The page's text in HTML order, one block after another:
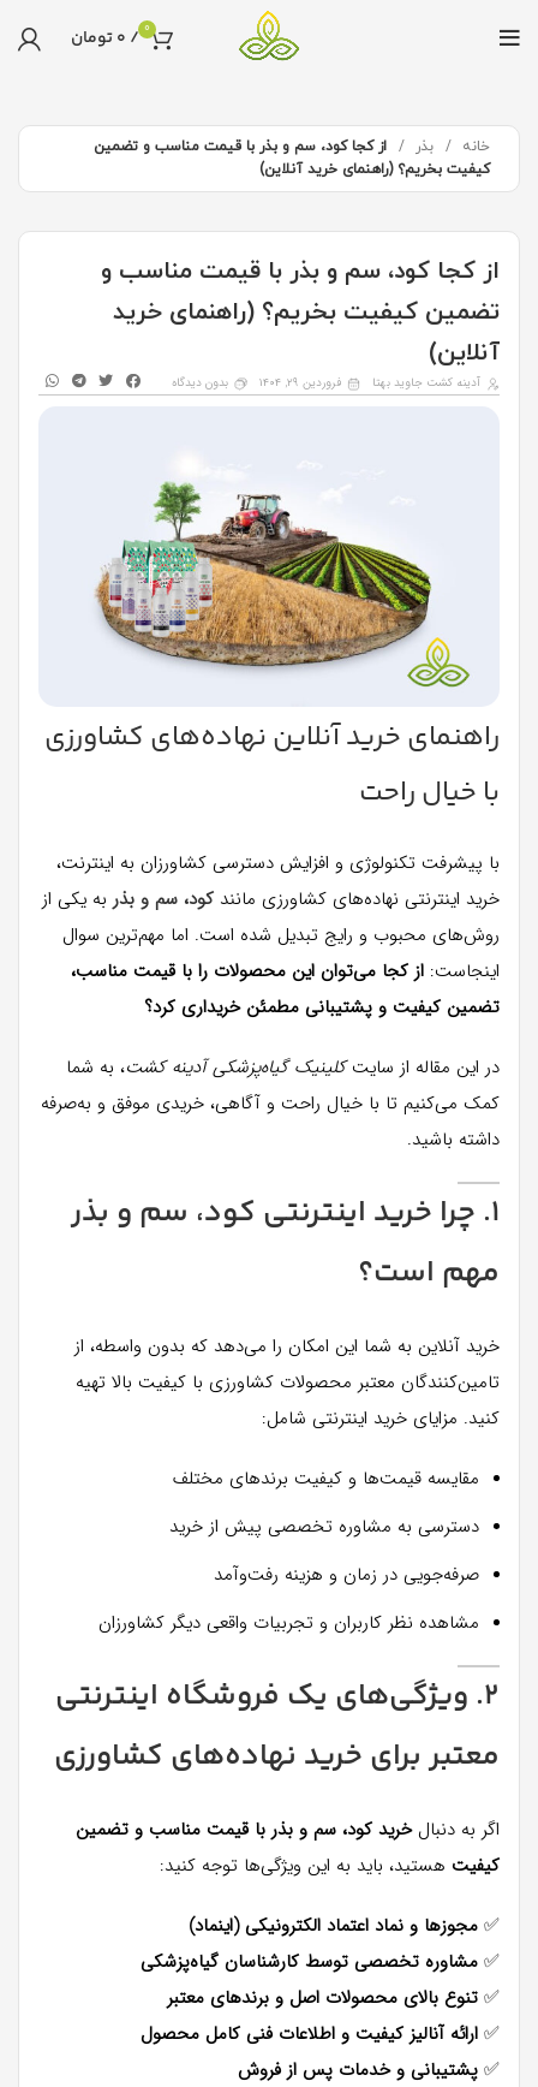
0
/
0تومان
خانه بذر
از کجا کود، سم و بذر با قیمت مناسب و تضمین
کیفیت بخریم؟ (راهنمای خرید آنلاین)
از کجا کود، سم و بذر با قیمت مناسب و
تضمین کیفیت بخریم؟ (راهنمای خرید
آنلاین)
آدینه کشت جاوید بهتا فروردین ۲۹, ۱۴۰۴ بدون دیدگاه
راهنمای خرید آنلاین نهاده‌های کشاورزی
با خیال راحت
با پیشرفت تکنولوژی و افزایش دسترسی کشاورزان به اینترنت،
خرید اینترنتی نهاده‌های کشاورزی مانند کود، سم و بذر به یکی از
روش‌های محبوب و رایج تبدیل شده است. اما مهم‌ترین سوال
اینجاست: از کجا می‌توان این محصولات را با قیمت مناسب،
تضمین کیفیت و پشتیبانی مطمئن خریداری کرد؟
در این مقاله از سایتکلینیک گیاه‌پزشکی آدینه کشت، به شما
کمک می‌کنیم تا با خیال راحت و آگاهی، خریدی موفق و به‌صرفه
داشته باشید.
۱. چرا خرید اینترنتی کود، سم و بذر
مهم است؟
خرید آنلاین به شما این امکان را می‌دهد که بدون واسطه، از
تامین‌کنندگان معتبر محصولات کشاورزی با کیفیت بالا تهیه
کنید. مزایای خرید اینترنتی شامل:
مقایسه قیمت‌ها و کیفیت برندهای مختلف
دسترسی به مشاوره تخصصی پیش از خرید
صرفه‌جویی در زمان و هزینه رفت‌وآمد
مشاهده نظر کاربران و تجربیات واقعی دیگر کشاورزان
۲. ویژگی‌های یک فروشگاه اینترنتی
معتبر برای خرید نهاده‌های کشاورزی
اگر به دنبالخرید کود، سم و بذر با قیمت مناسب و تضمین
کیفیت هستید، باید به این ویژگی‌ها توجه کنید:
✅ مجوزها و نماد اعتماد الکترونیکی (اینماد)
✅ مشاوره تخصصی توسط کارشناسان گیاه‌پزشکی
✅ تنوع بالای محصولات اصل و برندهای معتبر
✅ ارائه آنالیز کیفیت و اطلاعات فنی کامل محصول
✅ پشتیبانی و خدمات پس از فروش